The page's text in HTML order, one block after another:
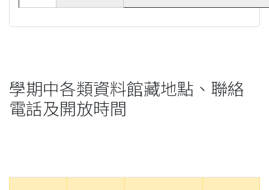
學期中各類資料館藏地點、聯絡
電話及開放時間